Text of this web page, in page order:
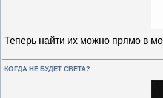
Теперь найти их можно прямо в
КОГДА НЕ БУДЕТ СВЕТА?